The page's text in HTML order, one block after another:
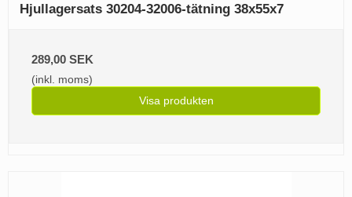
Hjullagersats 30204-32006-tätning 38x55x7
289,00 SEK
(inkl. moms)
Visa produkten